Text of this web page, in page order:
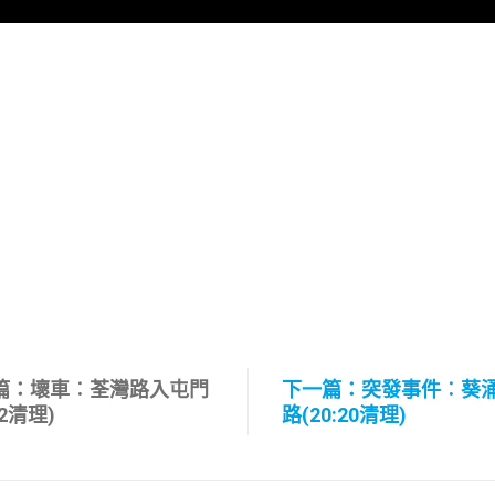
：壞車︰荃灣路入屯門
清理)
下一篇：突發事件︰葵
路(20:20清理)